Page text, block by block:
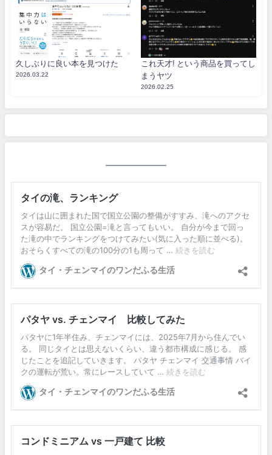
久しぶりに良い本を見つけた
2026.03.22
これ天才! という商品を買ってし
まうヤツ
2026.02.25